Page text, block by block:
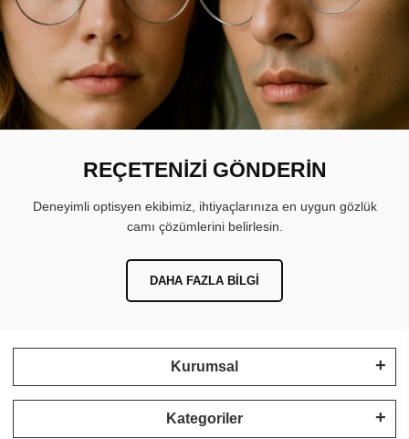
REÇETENİZİ GÖNDERİN
Deneyimli optisyen ekibimiz, ihtiyaçlarınıza en uygun gözlük
camı çözümlerini belirlesin.
DAHA FAZLA BILGI
Kurumsal
Kategoriler